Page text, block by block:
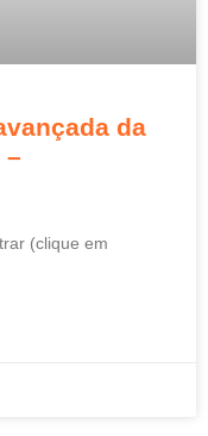
da
–
(clique em